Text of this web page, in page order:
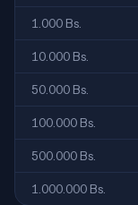
1.000 Bs.
10.000 Bs.
50.000 Bs.
100.000 Bs.
500.000 Bs.
1.000.000 Bs.